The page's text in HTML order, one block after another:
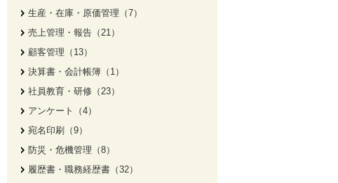
生産・在庫・原価管理（7）
売上管理・報告（21）
顧客管理（13）
決算書・会計帳簿（1）
社員教育・研修（23）
アンケート（4）
宛名印刷（9）
防災・危機管理（8）
履歴書・職務経歴書（32）